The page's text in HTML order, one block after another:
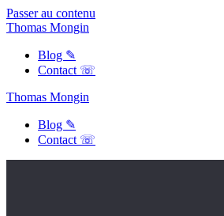
Passer au contenu
Thomas Mongin
Blog ✎
Contact ☏
Thomas Mongin
Blog ✎
Contact ☏